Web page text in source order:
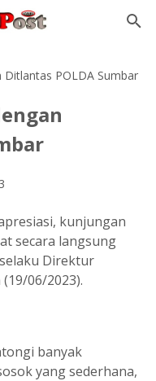
Ditlantas POLDA Sumbar
kunjungan
secara langsung
Direktur
06/2023).
banyak
yang sederhana,